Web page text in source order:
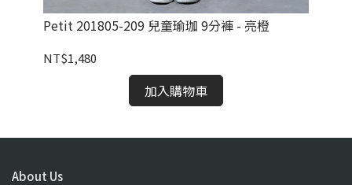
Petit 201805-209 兒童瑜珈 9分褲 - 亮橙
NT$1,480
加入購物車
About Us